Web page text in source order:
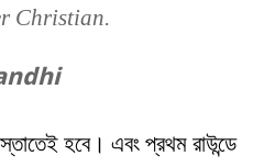
Christian.
হবে। এবং প্রথম রাউন্ডে